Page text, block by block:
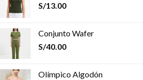
S/13.00
Conjunto Wafer
S/40.00
Olímpico Algodón